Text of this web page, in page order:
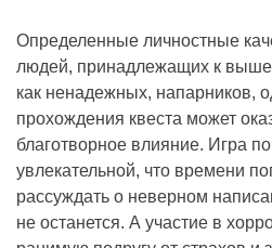
Определенные личностные
людей, принадлежащих к
как ненадежных, напарников,
прохождения квеста может
благотворное влияние. Игра
увлекательной, что времени
рассуждать о неверном
не останется. А участие в